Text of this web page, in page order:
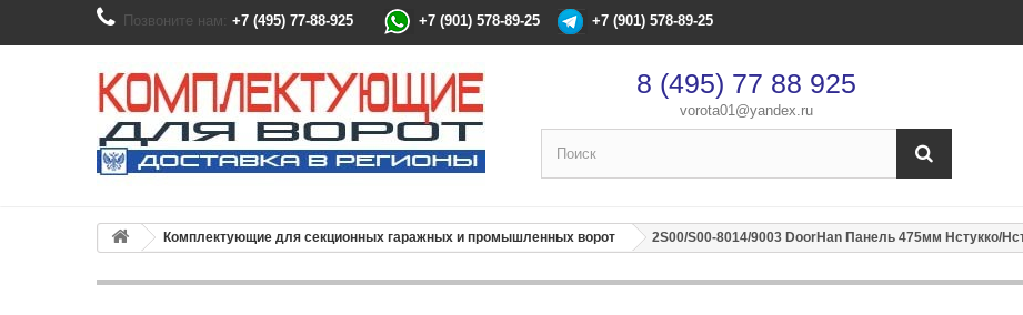
Позвоните нам: +7 (495) 77-88-925 +7 (901) 578-89-25 +7 (901) 578-89-25
8 (495) 77 88 925
vorota01@yandex.ru
Комплектующие для секционных гаражных и промышленных ворот 2S00/S00-8014/9003 DoorHan Панель 475мм Нстукко/
Оформление заказа ×
После оформления заказа с вами свяжется менеджер